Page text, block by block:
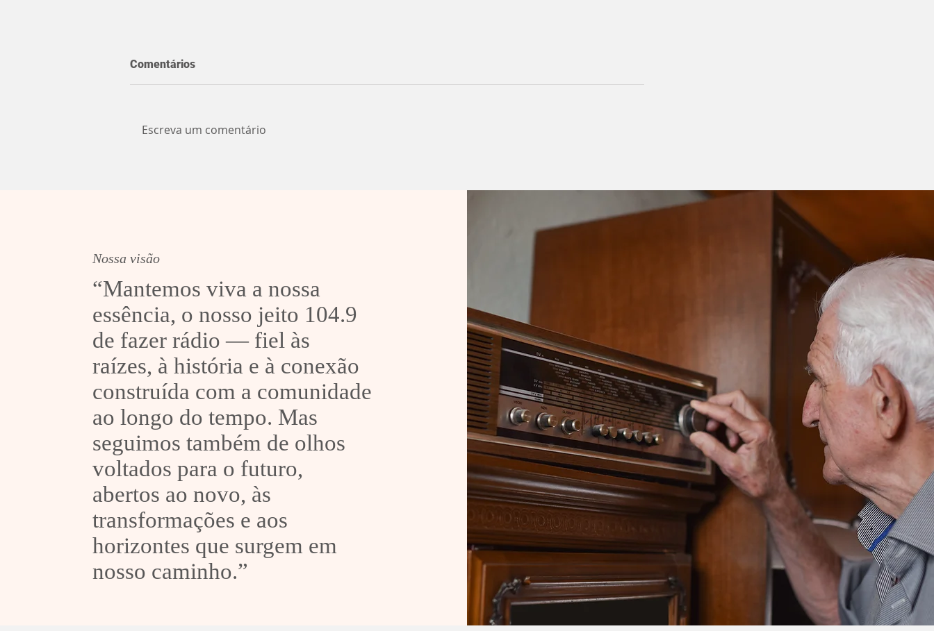
Sobradinho pede demissão
Trevo da Fejão em
Comentários
Escreva um comentário
Nossa visão
“Mantemos viva a nossa
essência, o nosso jeito 104.9
de fazer rádio — fiel às
raízes, à história e à conexão
construída com a comunidade
ao longo do tempo. Mas
seguimos também de olhos
voltados para o futuro,
abertos ao novo, às
transformações e aos
horizontes que surgem em
nosso caminho.”